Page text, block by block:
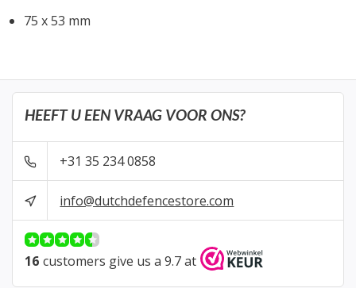
75 x 53 mm
HEEFT U EEN VRAAG VOOR ONS?
+31 35 234 0858
info@dutchdefencestore.com
16 customers give us a 9.7 at